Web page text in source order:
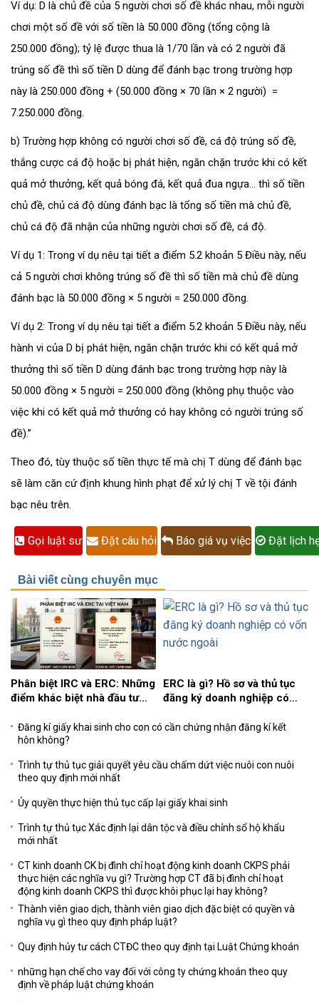
Ví dụ: D là chủ đề của 5 người chơi số đề khác nhau, mỗi người
chơi một số đề với số tiền là 50.000 đồng (tổng cộng là
250.000 đồng); tỷ lệ được thua là 1/70 lần và có 2 người đã
trúng số đề thì số tiền D dùng để đánh bạc trong trường hợp
này là 250.000 đồng + (50.000 đồng × 70 lần × 2 người) =
7.250.000 đồng.
b) Trường hợp không có người chơi số đề, cá độ trúng số đề,
thắng cược cá độ hoặc bị phát hiện, ngăn chặn trước khi có kết
quả mở thưởng, kết quả bóng đá, kết quả đua ngựa… thì số tiền
chủ đề, chủ cá độ dùng đánh bạc là tổng số tiền mà chủ đề,
chủ cá độ đã nhận của những người chơi số đề, cá độ.
Ví dụ 1: Trong ví dụ nêu tại tiết a điểm 5.2 khoản 5 Điều này, nếu
cả 5 người chơi không trúng số đề thì số tiền mà chủ đề dùng
đánh bạc là 50.000 đồng × 5 người = 250.000 đồng.
Ví dụ 2: Trong ví dụ nêu tại tiết a điểm 5.2 khoản 5 Điều này, nếu
hành vi của D bị phát hiện, ngăn chặn trước khi có kết quả mở
thưởng thì số tiền D dùng đánh bạc trong trường hợp này là
50.000 đồng × 5 người = 250.000 đồng (không phụ thuộc vào
việc khi có kết quả mở thưởng có hay không có người trúng số
đề).”
Theo đó, tùy thuộc số tiền thực tế mà chị T dùng để đánh bạc
sẽ làm căn cứ định khung hình phạt để xử lý chị T về tội đánh
bạc nêu trên.
Gọi luật sư Đặt câu hỏi Báo giá vụ việc Đặt lịch
Bài viết cùng chuyên mục
Phân biệt IRC và ERC: Những
điểm khác biệt nhà đầu tư
ERC là gì? Hồ sơ và thủ tục
đăng ký doanh nghiệp có
Đăng kí giấy khai sinh cho con có cần chứng nhận đăng kí kết
hôn không?
Trình tự thủ tục giải quyết yêu cầu chấm dứt việc nuôi con nuôi
theo quy định mới nhất
Ủy quyền thực hiện thủ tục cấp lại giấy khai sinh
Trình tự thủ tục Xác định lại dân tộc và điều chỉnh sổ hộ khẩu
mới nhất
CT kinh doanh CK bị đình chỉ hoạt động kinh doanh CKPS phải
thực hiện các nghĩa vụ gì? Trường hợp CT đã bị đình chỉ hoạt
động kinh doanh CKPS thì được khôi phục lại hay không?
Thành viên giao dịch, thành viên giao dịch đặc biệt có quyền và
nghĩa vụ gì theo quy định pháp luật?
Quy định hủy tư cách CTĐC theo quy định tại Luật Chứng khoán
những hạn chế cho vay đối với công ty chứng khoán theo quy
định về pháp luật chứng khoán